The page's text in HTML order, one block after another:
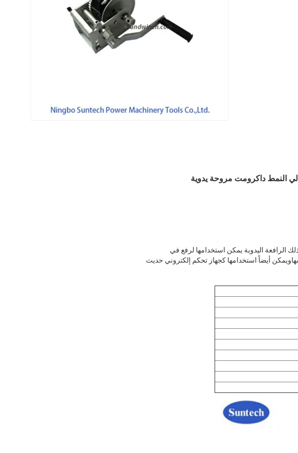
الرافعة اليدوية يمكن استخدامها لرفع في
أيضاً استخدامها كجهاز تحكم إلكتروني حديث